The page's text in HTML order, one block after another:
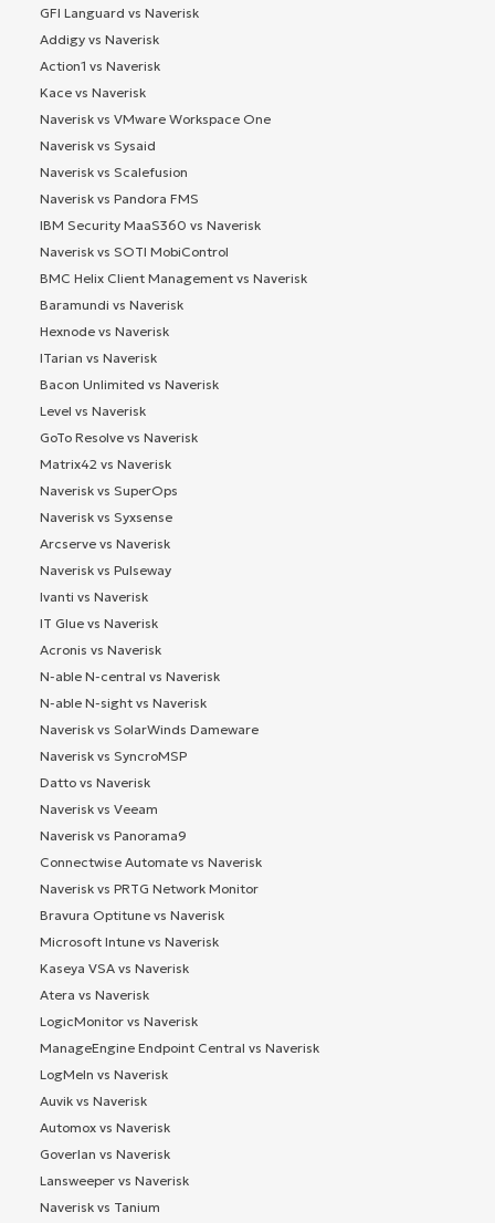
GFI Languard vs Naverisk
Addigy vs Naverisk
Action1 vs Naverisk
Kace vs Naverisk
Naverisk vs VMware Workspace One
Naverisk vs Sysaid
Naverisk vs Scalefusion
Naverisk vs Pandora FMS
IBM Security MaaS360 vs Naverisk
Naverisk vs SOTI MobiControl
BMC Helix Client Management vs Naverisk
Baramundi vs Naverisk
Hexnode vs Naverisk
ITarian vs Naverisk
Bacon Unlimited vs Naverisk
Level vs Naverisk
GoTo Resolve vs Naverisk
Matrix42 vs Naverisk
Naverisk vs SuperOps
Naverisk vs Syxsense
Arcserve vs Naverisk
Naverisk vs Pulseway
Ivanti vs Naverisk
IT Glue vs Naverisk
Acronis vs Naverisk
N-able N-central vs Naverisk
N-able N-sight vs Naverisk
Naverisk vs SolarWinds Dameware
Naverisk vs SyncroMSP
Datto vs Naverisk
Naverisk vs Veeam
Naverisk vs Panorama9
Connectwise Automate vs Naverisk
Naverisk vs PRTG Network Monitor
Bravura Optitune vs Naverisk
Microsoft Intune vs Naverisk
Kaseya VSA vs Naverisk
Atera vs Naverisk
LogicMonitor vs Naverisk
ManageEngine Endpoint Central vs Naverisk
LogMeIn vs Naverisk
Auvik vs Naverisk
Automox vs Naverisk
Goverlan vs Naverisk
Lansweeper vs Naverisk
Naverisk vs Tanium